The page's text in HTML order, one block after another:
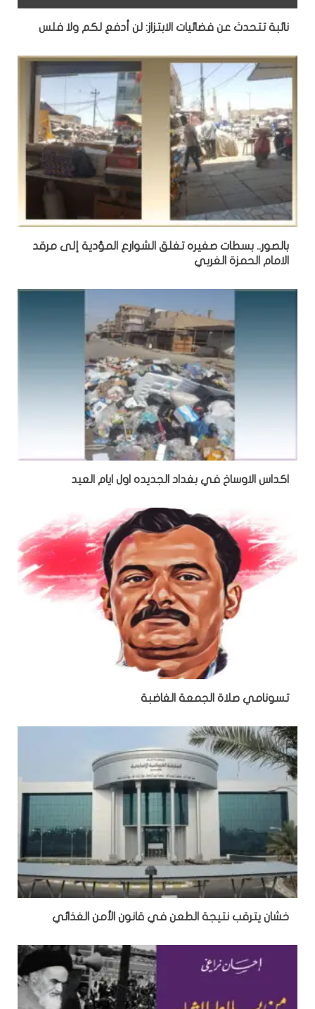
نائبة تتحدث عن فضائيات الابتزاز: لن أدفع لكم ولا فلس
بالصور.. بسطات صغيره تغلق الشوارع المؤدية إلى مرقد
الامام الحمزة الغربي
اكداس الاوساخ في بغداد الجديده اول ايام العيد
تسونامي صلاة الجمعة الغاضبة
خشان يترقب نتيجة الطعن في قانون الأمن الغذائي